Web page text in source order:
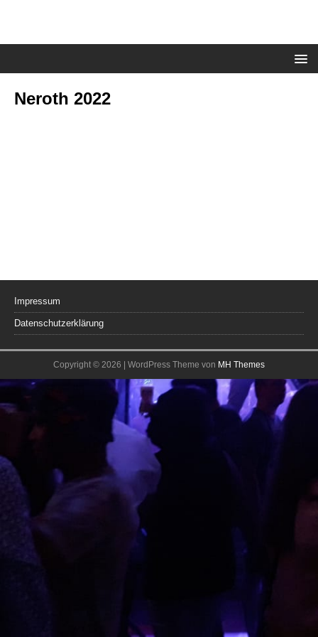
Neroth 2022
Impressum
Datenschutzerklärung
Copyright © 2026 | WordPress Theme von MH Themes